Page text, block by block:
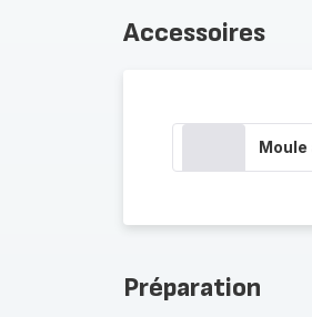
Accessoires
Préparation